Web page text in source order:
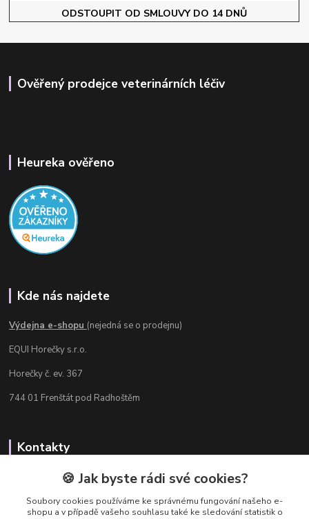
ODSTOUPIT OD SMLOUVY DO 14 DNŮ
Ověřený prodejce veterinárních léčiv
Heureka ověřeno
Kde nás najdete
Výdejna e-shopu (nejedná se o prodejnu)
EQUI Horečky s.r.o.
Horečky č. ev. 367
744 01 Frenštát pod Radhoštěm
Kontakty
Radka Chamrádová
+420 737 484 708
Výdejna e-shopu: Po-Ne, 8-20 hod.
🍪 Jak byste rádi své cookies?
Soubory cookies používáme ke správnému fungování našeho e-
shopu a v případě vašeho souhlasu také ke sledování statistik o